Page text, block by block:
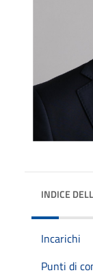
INDICE
Incarichi
Punti di